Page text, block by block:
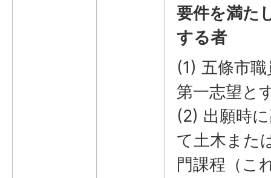
要件を満た
する者
(1) 五條市
第一志望と
(2) 出願時
て土木また
門課程（こ